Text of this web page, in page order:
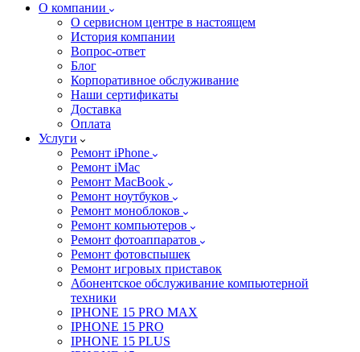
О компании
О сервисном центре в настоящем
История компании
Вопрос-ответ
Блог
Корпоративное обслуживание
Наши сертификаты
Доставка
Оплата
Услуги
Ремонт iPhone
Ремонт iMac
Ремонт MacBook
Ремонт ноутбуков
Ремонт моноблоков
Ремонт компьютеров
Ремонт фотоаппаратов
Ремонт фотовспышек
Ремонт игровых приставок
Абонентское обслуживание компьютерной
техники
IPHONE 15 PRO MAX
IPHONE 15 PRO
IPHONE 15 PLUS